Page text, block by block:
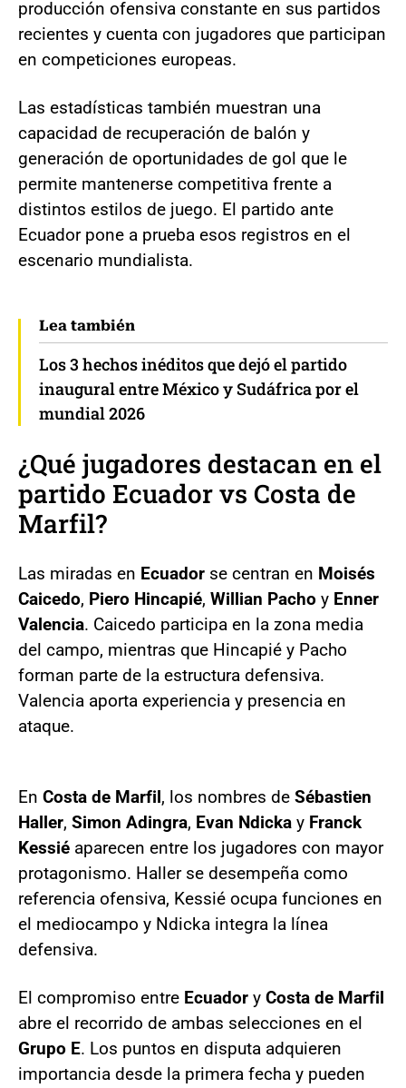
producción ofensiva constante en sus partidos
recientes y cuenta con jugadores que participan
en competiciones europeas.
Las estadísticas también muestran una
capacidad de recuperación de balón y
generación de oportunidades de gol que le
permite mantenerse competitiva frente a
distintos estilos de juego. El partido ante
Ecuador pone a prueba esos registros en el
escenario mundialista.
Lea también
Los 3 hechos inéditos que dejó el partido
inaugural entre México y Sudáfrica por el
mundial 2026
¿Qué jugadores destacan en el
partido Ecuador vs Costa de
Marfil?
Las miradas en Ecuador se centran en Moisés
Caicedo, Piero Hincapié, Willian Pacho y Enner
Valencia. Caicedo participa en la zona media
del campo, mientras que Hincapié y Pacho
forman parte de la estructura defensiva.
Valencia aporta experiencia y presencia en
ataque.
En Costa de Marfil, los nombres de Sébastien
Haller, Simon Adingra, Evan Ndicka y Franck
Kessié aparecen entre los jugadores con mayor
protagonismo. Haller se desempeña como
referencia ofensiva, Kessié ocupa funciones en
el mediocampo y Ndicka integra la línea
defensiva.
El compromiso entre Ecuador y Costa de Marfil
abre el recorrido de ambas selecciones en el
Grupo E. Los puntos en disputa adquieren
importancia desde la primera fecha y pueden